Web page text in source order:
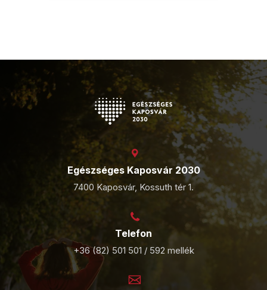
Egészséges Kaposvár 2030
7400 Kaposvár, Kossuth tér 1.
Telefon
+36 (82) 501 501 / 592 mellék